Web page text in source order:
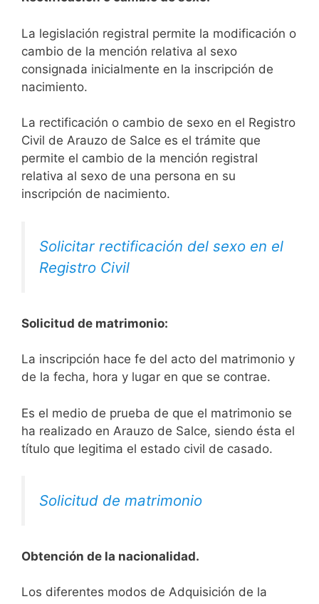
La legislación registral permite la modificación o
cambio de la mención relativa al sexo
consignada inicialmente en la inscripción de
nacimiento.
La rectificación o cambio de sexo en el Registro
Civil de Arauzo de Salce es el trámite que
permite el cambio de la mención registral
relativa al sexo de una persona en su
inscripción de nacimiento.
Solicitar rectificación del sexo en el
Registro Civil
Solicitud de matrimonio:
La inscripción hace fe del acto del matrimonio y
de la fecha, hora y lugar en que se contrae.
Es el medio de prueba de que el matrimonio se
ha realizado en Arauzo de Salce, siendo ésta el
título que legitima el estado civil de casado.
Solicitud de matrimonio
Obtención de la nacionalidad.
​​​Los diferentes modos de Adquisición de la